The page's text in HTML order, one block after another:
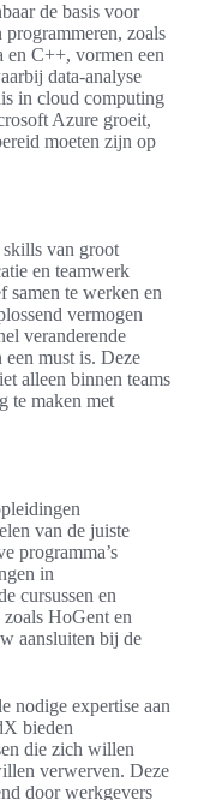
de basis voor
zoals
en C++, vormen een
data-analyse
in cloud computing
Azure groeit,
moeten zijn op
skills van groot
en teamwerk
samen te werken en
vermogen
veranderende
must is. Deze
alleen binnen teams
te maken met
van de juiste
programma’s
in
cursussen en
HoGent en
aansluiten bij de
nodige expertise aan
bieden
die zich willen
verwerven. Deze
door werkgevers